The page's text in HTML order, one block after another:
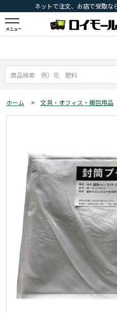
ネットで注文、お店で受取な
メニュー
ホーム > 文具・オフィス・梱包用品